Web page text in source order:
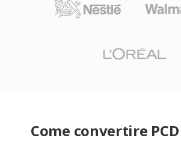
Come convertire